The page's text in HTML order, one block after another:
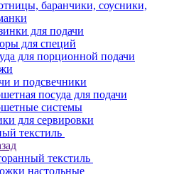
баранчики, соусники,
для подачи
для специй
для порционной подачи
и подсвечники
посуда для подачи
системы
для сервировки
текстиль
текстиль
настольные